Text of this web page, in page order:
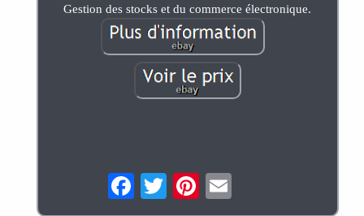
Gestion des stocks et du commerce électronique.